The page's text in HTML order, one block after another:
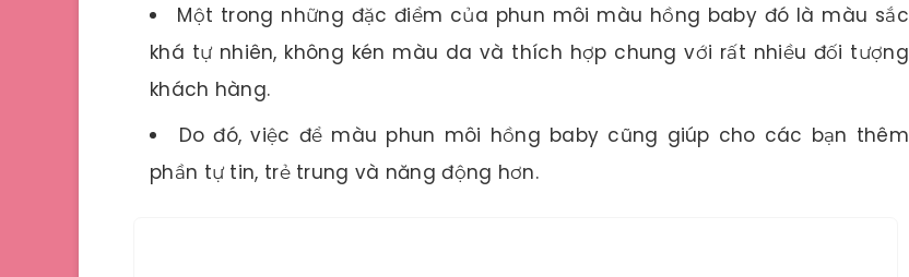
Một trong những đặc điểm của phun môi màu hồng baby đó là màu sắc
khá tự nhiên, không kén màu da và thích hợp chung với rất nhiều đối tượng
khách hàng.
Do đó, việc để màu phun môi hồng baby cũng giúp cho các bạn thêm
phần tự tin, trẻ trung và năng động hơn.